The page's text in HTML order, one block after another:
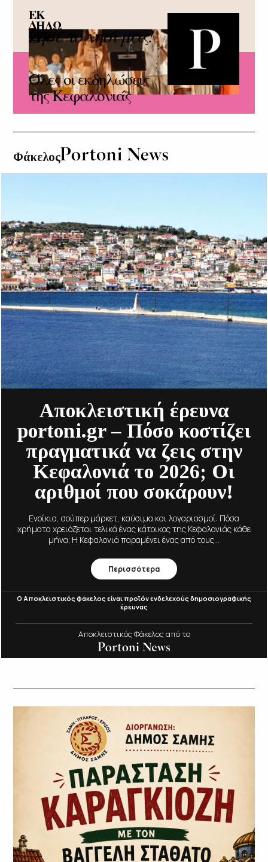
ΕΚ
ΔΗΛΩ
ΣΕΙΣ
Ζήσε το νησί μας!
Όλες οι εκδηλώσεις
της Κεφαλονιάς
Φάκελος
Αποκλειστική έρευνα
portoni.gr – Πόσο κοστίζει
πραγματικά να ζεις στην
Κεφαλονιά το 2026; Οι
αριθμοί που σοκάρουν!
Ενοίκια, σούπερ μάρκετ, καύσιμα και λογαριασμοί: Πόσα
χρήματα χρειάζεται τελικά ένας κάτοικος της Κεφαλονιάς κάθε
μήνα; Η Κεφαλονιά παραμένει ένας από τους...
Περισσότερα
Ο Αποκλειστικός φάκελος είναι προϊόν ενδελεχούς δημοσιογραφικής
έρευνας
Αποκλειστικός Φάκελος από το